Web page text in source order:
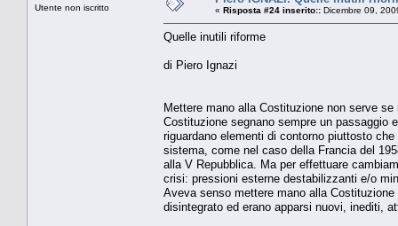
Utente non iscritto « Risposta #24 inserito:: Dicembre 09,
Quelle inutili riforme
di Piero Ignazi
Mettere mano alla Costituzione non serve
Costituzione segnano sempre un passaggio
riguardano elementi di contorno piuttosto
sistema, come nel caso della Francia del
alla V Repubblica. Ma per effettuare
crisi: pressioni esterne destabilizzanti e/o
Aveva senso mettere mano alla
disintegrato ed erano apparsi nuovi, inediti,